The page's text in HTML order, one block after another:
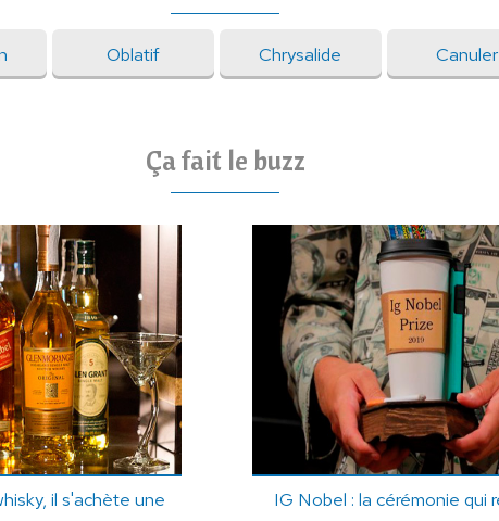
Oblatif Chrysalide Canuler
Ça fait le buzz
il s'achète une
IG Nobel : la cérémonie qui